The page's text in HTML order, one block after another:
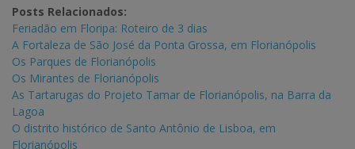
Posts Relacionados:
Feriadão em Floripa: Roteiro de 3 dias
A Fortaleza de São José da Ponta Grossa, em Florianópolis
Os Parques de Florianópolis
Os Mirantes de Florianópolis
As Tartarugas do Projeto Tamar de Florianópolis, na Barra da
Lagoa
O distrito histórico de Santo Antônio de Lisboa, em
Florianópolis